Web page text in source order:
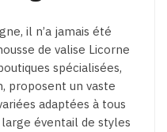
il n’a jamais été
de valise Licorne
spécialisées,
proposent un vaste
adaptées à tous
large éventail de styles